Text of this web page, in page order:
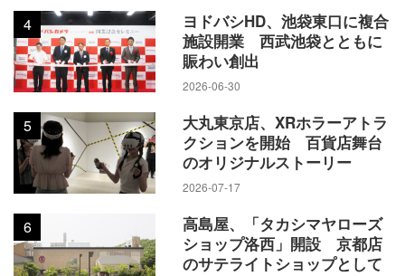
4
ヨドバシHD、池袋東口に複合
施設開業 西武池袋とともに
賑わい創出
2026-06-30
5
大丸東京店、XRホラーアトラ
クションを開始 百貨店舞台
のオリジナルストーリー
2026-07-17
6
高島屋、「タカシマヤローズ
ショップ洛西」開設 京都店
のサテライトショップとして